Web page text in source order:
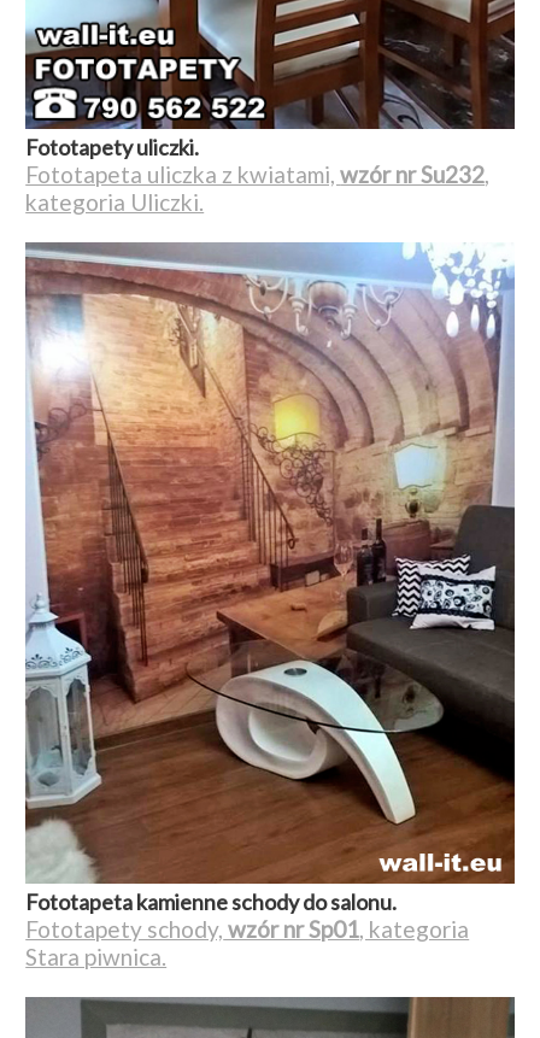
Fototapety uliczki.
Fototapeta uliczka z kwiatami,wzór nr Su232,
kategoria Uliczki.
Fototapeta kamienne schody do salonu.
Fototapety schody, wzór nr Sp01, kategoria
Stara piwnica.